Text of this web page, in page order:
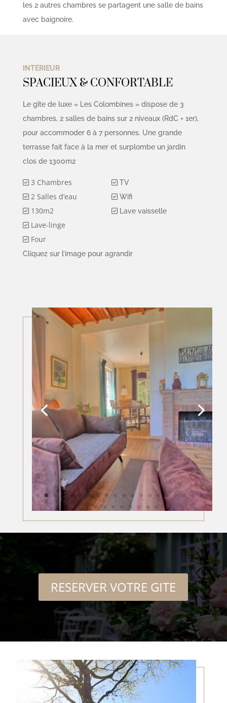
les 2 autres chambres se partagent une salle de bains
avec baignoire.
INTÉRIEUR
SPACIEUX & CONFORTABLE
Le gîte de luxe « Les Colombines » dispose de 3
chambres, 2 salles de bains sur 2 niveaux (RdC + 1er),
pour accommoder 6 à 7 personnes. Une grande
terrasse fait face à la mer et surplombe un jardin
clos de 1300m2
3 Chambres
2 Salles d’eau
130m2
Lave-linge
Four
TV
Wifi
Lave vaisselle
Cliquez sur l’image pour agrandir
RESERVER VOTRE GITE